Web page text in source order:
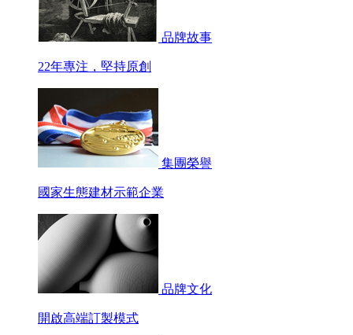
品牌故事
22年專注，堅持原創
集團榮譽
國家生態建材示範企業
品牌文化
開啟高端訂製模式